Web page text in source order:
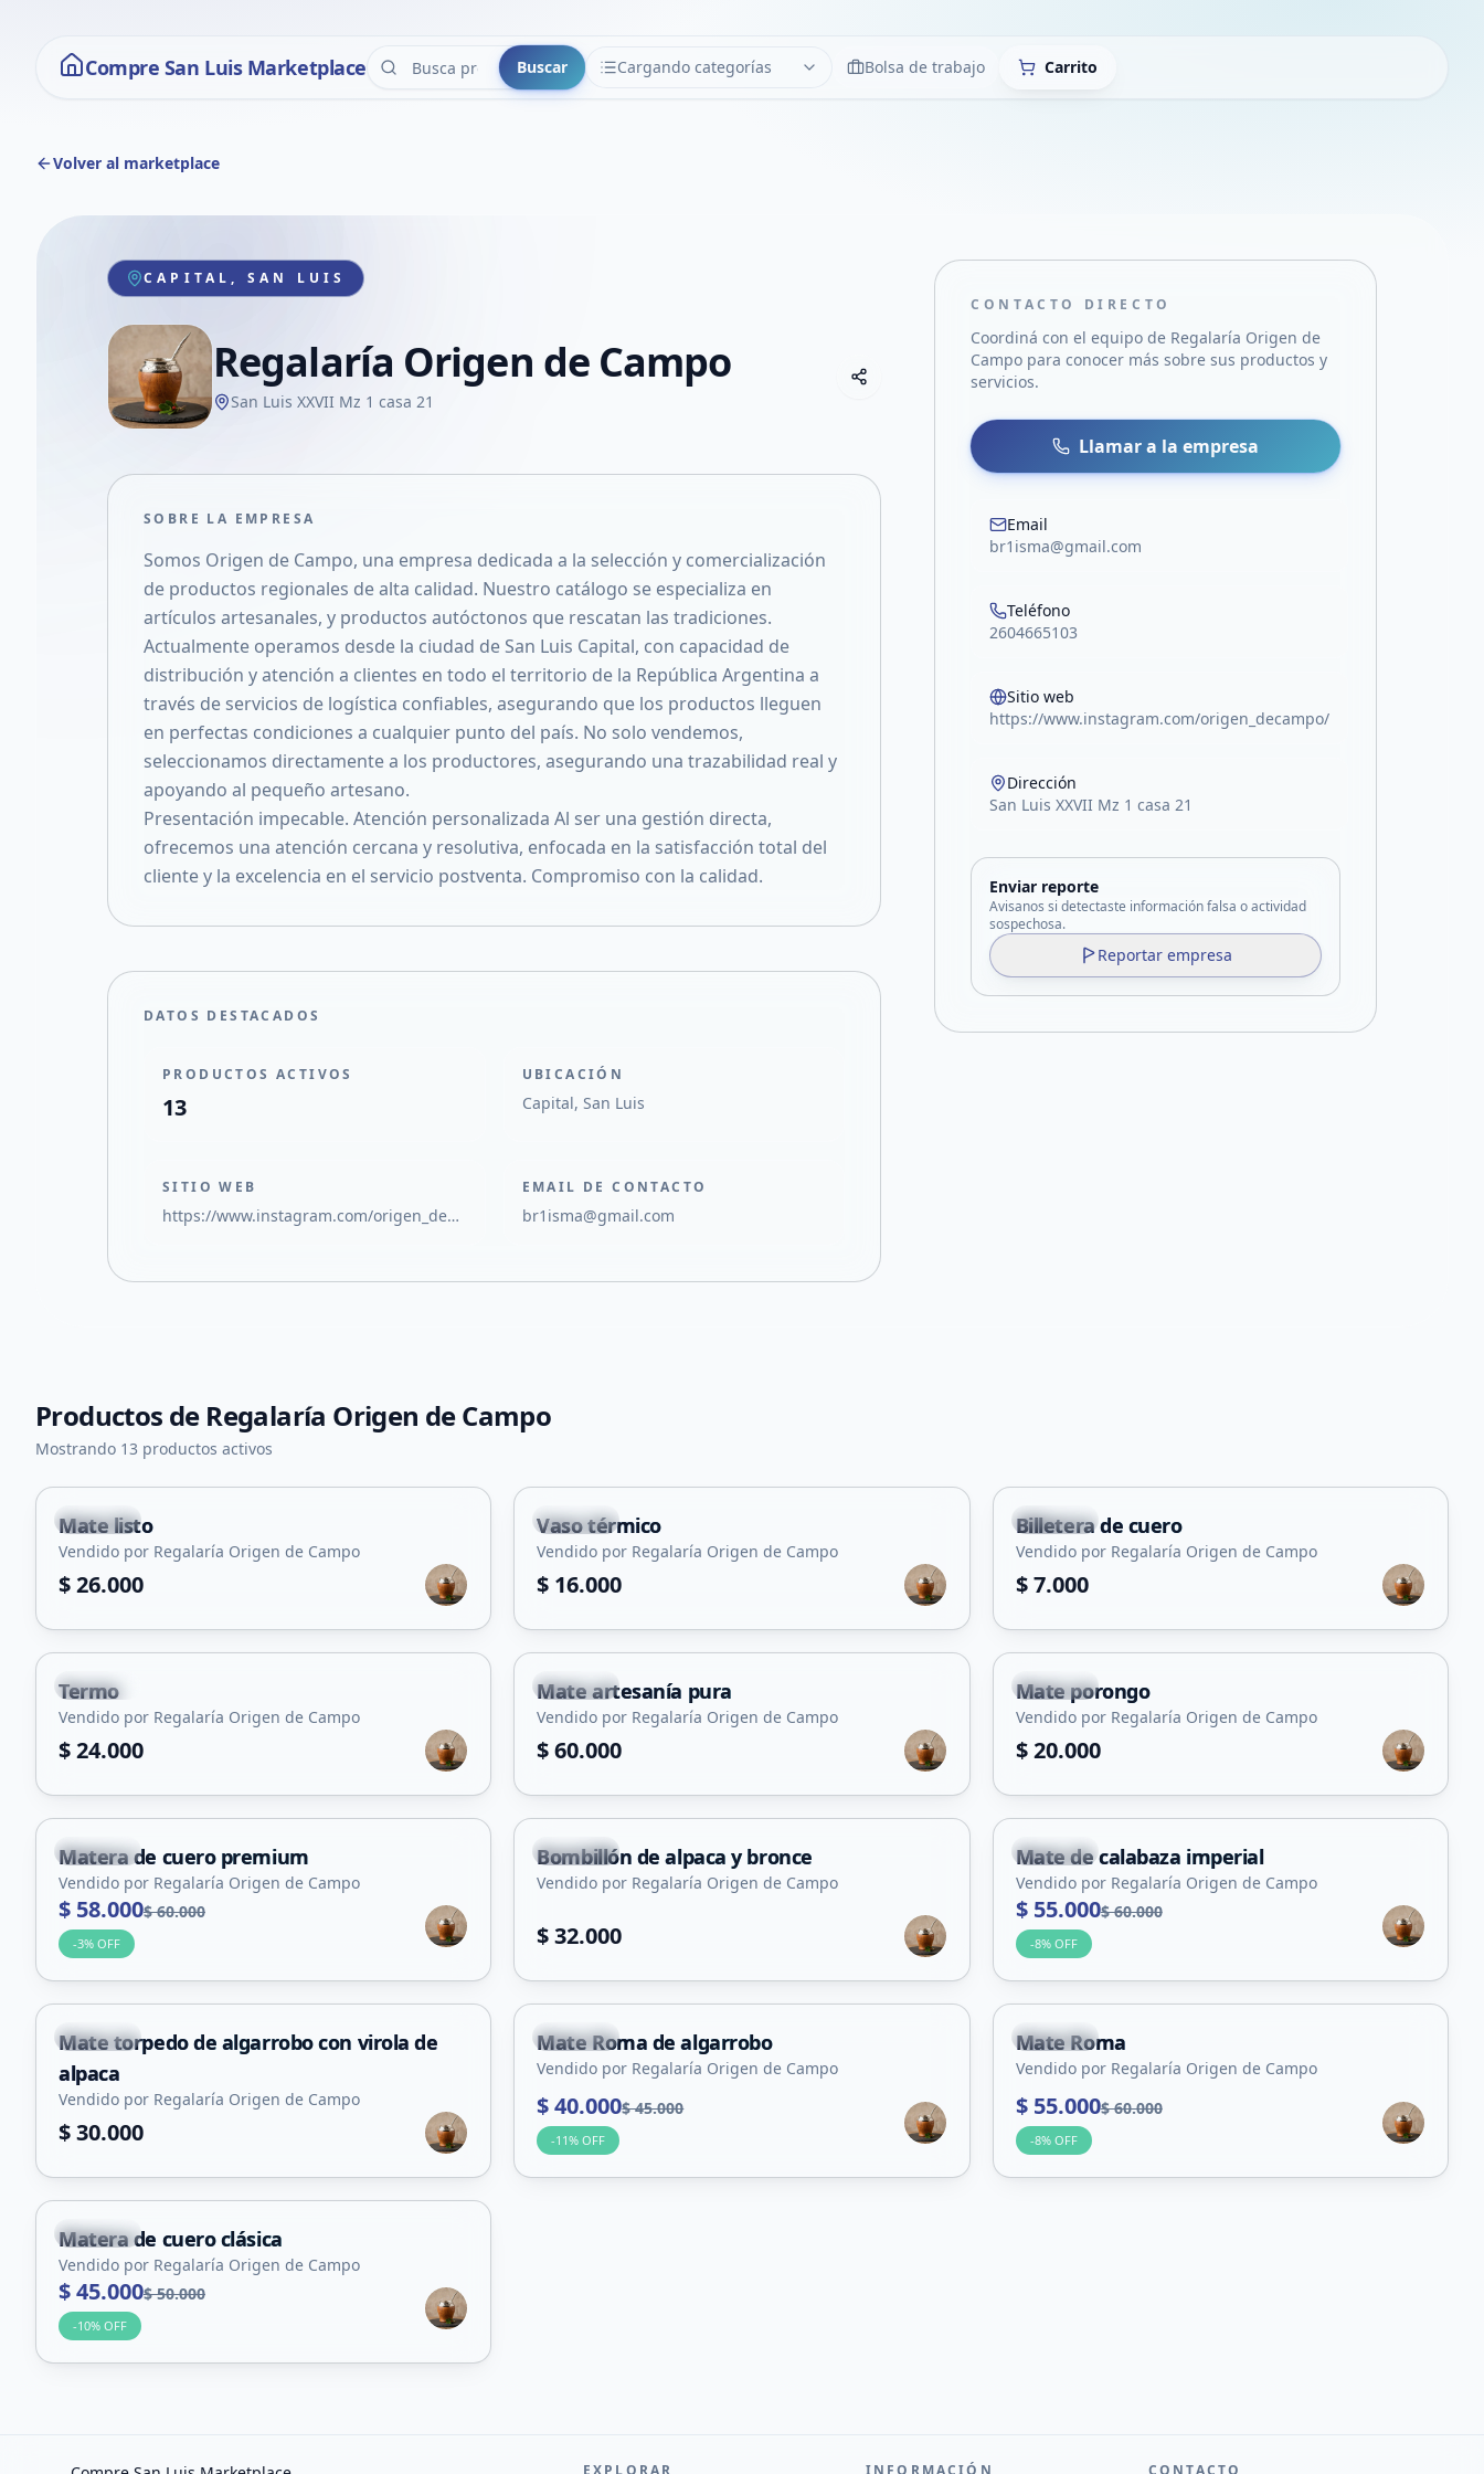
Compre San Luis Marketplace Buscar Cargando categorías
CATEGORÍAS LimpiarBolsa de trabajo Carrito
Volver al marketplace
CAPITAL, SAN LUIS
Regalaría Origen de Campo
San Luis XXVII Mz 1 casa 21
Compartir empresa
Compartir por WhatsApp
Compartir por mail
Compartir en Facebook
SOBRE LA EMPRESA
Somos Origen de Campo, una empresa dedicada a la selección y comercialización
de productos regionales de alta calidad. Nuestro catálogo se especializa en
artículos artesanales, y productos autóctonos que rescatan las tradiciones.
Actualmente operamos desde la ciudad de San Luis Capital, con capacidad de
distribución y atención a clientes en todo el territorio de la República Argentina a
través de servicios de logística confiables, asegurando que los productos lleguen
en perfectas condiciones a cualquier punto del país. No solo vendemos,
seleccionamos directamente a los productores, asegurando una trazabilidad real y
apoyando al pequeño artesano.
Presentación impecable. Atención personalizada Al ser una gestión directa,
ofrecemos una atención cercana y resolutiva, enfocada en la satisfacción total del
cliente y la excelencia en el servicio postventa. Compromiso con la calidad.
DATOS DESTACADOS
PRODUCTOS ACTIVOS
13
UBICACIÓN
Capital, San Luis
SITIO WEB
https://www.instagram.com/origen_decampo/
EMAIL DE CONTACTO
br1isma@gmail.com
CONTACTO DIRECTO
Coordiná con el equipo de Regalaría Origen de
Campo para conocer más sobre sus productos y
servicios.
Llamar a la empresa
Email
br1isma@gmail.com
Teléfono
2604665103
Sitio web
https://www.instagram.com/origen_decampo/
Dirección
San Luis XXVII Mz 1 casa 21
Enviar reporte
Avisanos si detectaste información falsa o actividad
sospechosa.
Reportar empresa
Productos de Regalaría Origen de Campo
Mostrando 13 productos activos
Capital
Mate listo
Vendido por Regalaría Origen de Campo
$ 26.000
Capital
Vaso térmico
Vendido por Regalaría Origen de Campo
$ 16.000
Capital
Billetera de cuero
Vendido por Regalaría Origen de Campo
$ 7.000
Capital
Termo
Vendido por Regalaría Origen de Campo
$ 24.000
Capital
Mate artesanía pura
Vendido por Regalaría Origen de Campo
$ 60.000
Capital
Mate porongo
Vendido por Regalaría Origen de Campo
$ 20.000
Capital
+1
Matera de cuero premium
Vendido por Regalaría Origen de Campo
$ 58.000$ 60.000
-3% OFF
Capital
Bombillón de alpaca y bronce
Vendido por Regalaría Origen de Campo
$ 32.000
Capital
Mate de calabaza imperial
Vendido por Regalaría Origen de Campo
$ 55.000$ 60.000
-8% OFF
Capital
Mate torpedo de algarrobo con virola de
alpaca
Vendido por Regalaría Origen de Campo
$ 30.000
Capital
Mate Roma de algarrobo
Vendido por Regalaría Origen de Campo
$ 40.000$ 45.000
-11% OFF
Capital
Mate Roma
Vendido por Regalaría Origen de Campo
$ 55.000$ 60.000
-8% OFF
Capital
Matera de cuero clásica
Vendido por Regalaría Origen de Campo
$ 45.000$ 50.000
-10% OFF
EXPLORAR INFORMACIÓN CONTACTO